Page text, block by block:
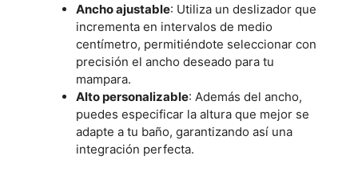
Ancho ajustable: Utiliza un deslizador que
incrementa en intervalos de medio
centímetro, permitiéndote seleccionar con
precisión el ancho deseado para tu
mampara.
Alto personalizable: Además del ancho,
puedes especificar la altura que mejor se
adapte a tu baño, garantizando así una
integración perfecta.